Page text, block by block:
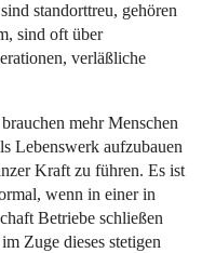
standorttreu, gehören
sind oft über
verläßliche
mehr Menschen
Lebenswerk aufzubauen
Kraft zu führen. Es ist
wenn in einer in
Betriebe schließen
Zuge dieses stetigen